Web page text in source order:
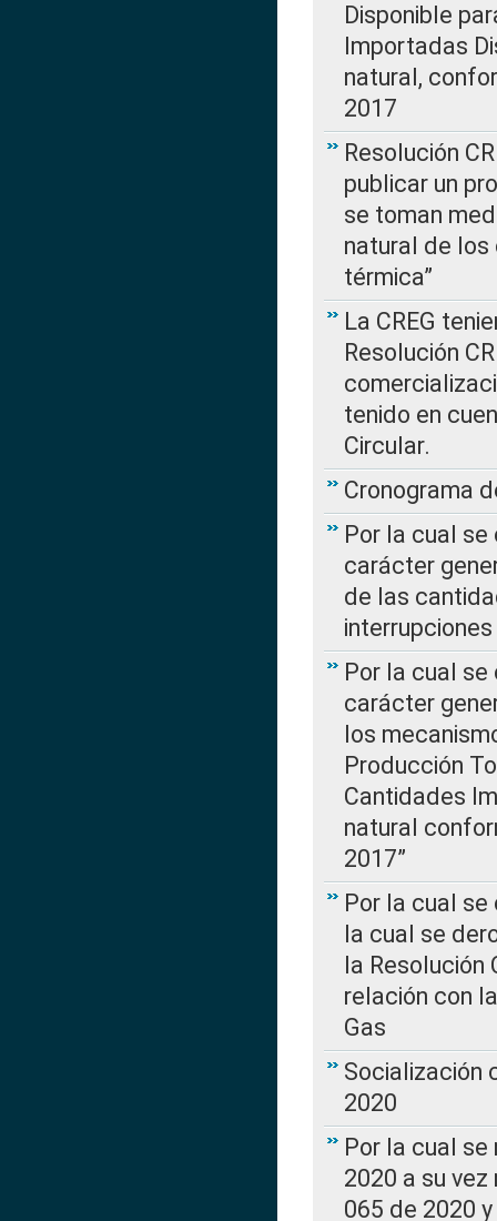
Disponible
Importadas
natural,
2017
Resolución
publicar un
se toman
natural de los
térmica”
La CREG
Resolución
tenido en
Circular.
Cronograma
Por la cual
carácter
de las
Por la cual
carácter
los
Producción
Cantidades
natural
2017”
Por la cual
la cual se
la Resolución
relación con
Gas
Socialización
2020
Por la cual se
2020 a su
065 de 2020